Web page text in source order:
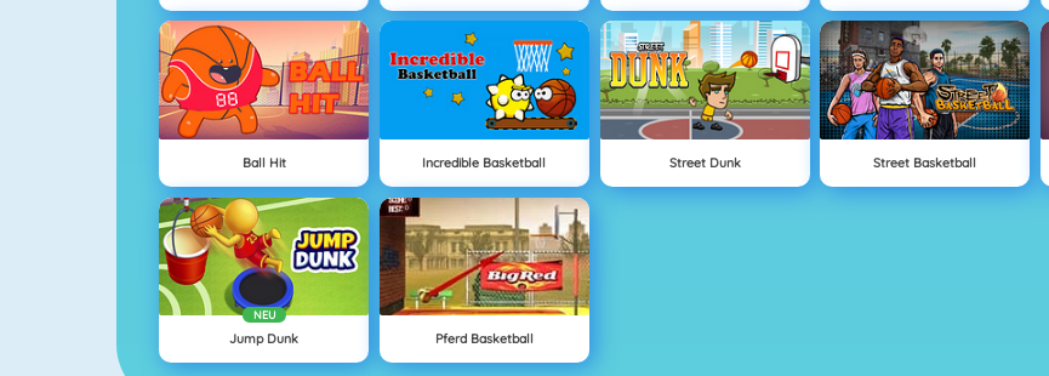
Ball Hit Incredible Basketball Street Dunk Street Basketball
NEU
Jump Dunk Pferd Basketball